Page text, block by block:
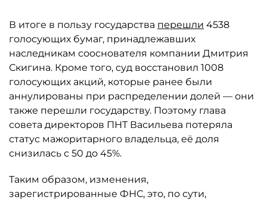
В итоге в пользу государства перешли 4538
голосующих бумаг, принадлежавших
наследникам сооснователя компании Дмитрия
Скигина. Кроме того, суд восстановил 1008
голосующих акций, которые ранее были
аннулированы при распределении долей — они
также перешли государству. Поэтому глава
совета директоров ПНТ Васильева потеряла
статус мажоритарного владельца, её доля
снизилась с 50 до 45%.
Таким образом, изменения,
зарегистрированные ФНС, это, по сути,